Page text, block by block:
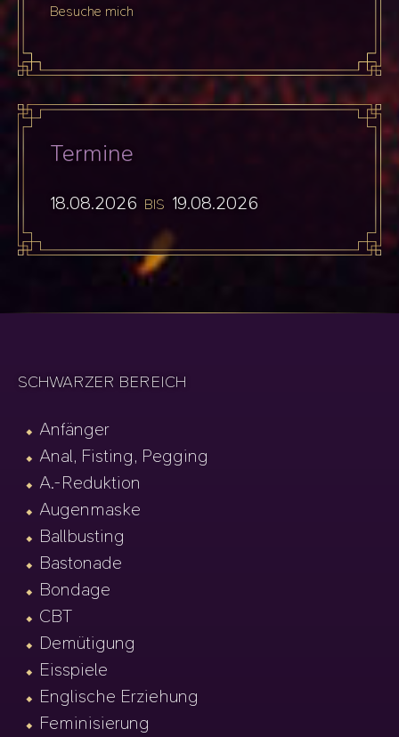
Besuche mich
Termine
18.08.2026 BIS 19.08.2026
SCHWARZER BEREICH
Anfänger
Anal, Fisting, Pegging
A.-Reduktion
Augenmaske
Ballbusting
Bastonade
Bondage
CBT
Demütigung
Eisspiele
Englische Erziehung
Feminisierung